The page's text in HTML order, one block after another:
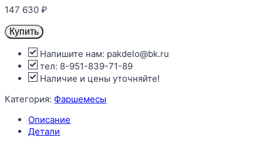
147 630₽
Купить
Напишите нам: pakdelo@bk.ru
тел: 8-951-839-71-89
Наличие и цены уточняйте!
Категория: Фаршемесы
Описание
Детали